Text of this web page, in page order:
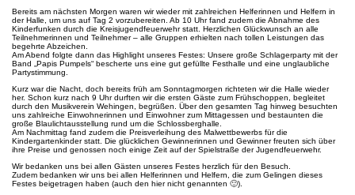
Bereits am nächsten Morgen waren wir wieder mit zahlreichen Helferinnen und Helfern in
der Halle, um uns auf Tag 2 vorzubereiten. Ab 10 Uhr fand zudem die Abnahme des
Kinderfunken durch die Kreisjugendfeuerwehr statt. Herzlichen Glückwunsch an alle
Teilnehmerinnen und Teilnehmer – alle Gruppen erhielten nach tollen Leistungen das
begehrte Abzeichen.
Am Abend folgte dann das Highlight unseres Festes: Unsere große Schlagerparty mit der
Band „Papis Pumpels“ bescherte uns eine gut gefüllte Festhalle und eine unglaubliche
Partystimmung.
Kurz war die Nacht, doch bereits früh am Sonntagmorgen richteten wir die Halle wieder
her. Schon kurz nach 9 Uhr durften wir die ersten Gäste zum Frühschoppen, begleitet
durch den Musikverein Wehingen, begrüßen. Über den gesamten Tag hinweg besuchten
uns zahlreiche Einwohnerinnen und Einwohner zum Mittagessen und bestaunten die
große Blaulichtausstellung rund um die Schlossberghalle.
Am Nachmittag fand zudem die Preisverleihung des Malwettbewerbs für die
Kindergartenkinder statt. Die glücklichen Gewinnerinnen und Gewinner freuten sich über
ihre Preise und genossen noch einige Zeit auf der Spielstraße der Jugendfeuerwehr.
Wir bedanken uns bei allen Gästen unseres Festes herzlich für den Besuch.
Zudem bedanken wir uns bei allen Helferinnen und Helfern, die zum Gelingen dieses
Festes beigetragen haben (auch den hier nicht genannten 🙂).